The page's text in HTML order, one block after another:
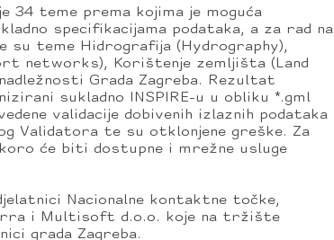
34 teme prema kojima je moguća
specifikacijama podataka, a za rad na
su teme Hidrografija (Hydrography),
networks), Korištenje zemljišta (Land
Grada Zagreba. Rezultat
sukladno INSPIRE-u u obliku *.gml
validacije dobivenih izlaznih podataka
Validatora te su otklonjene greške. Za
će biti dostupne i mrežne usluge
Nacionalne kontaktne točke,
i Multisoft d.o.o. koje na tržište
grada Zagreba.